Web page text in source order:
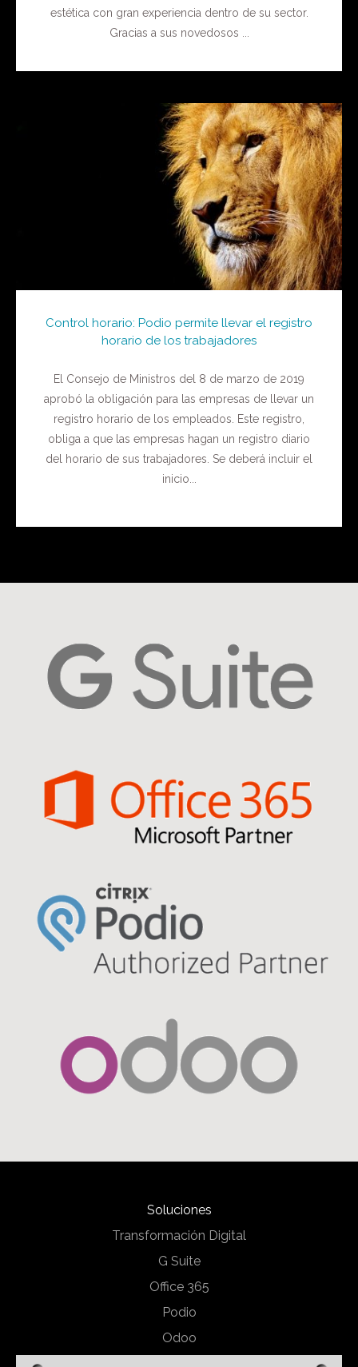
estética con gran experiencia dentro de su sector.
Gracias a sus novedosos ...
Control horario: Podio permite llevar el registro
horario de los trabajadores
El Consejo de Ministros del 8 de marzo de 2019
aprobó la obligación para las empresas de llevar un
registro horario de los empleados. Este registro,
obliga a que las empresas hagan un registro diario
del horario de sus trabajadores. Se deberá incluir el
inicio...
Soluciones
Transformación Digital
G Suite
Office 365
Podio
Odoo